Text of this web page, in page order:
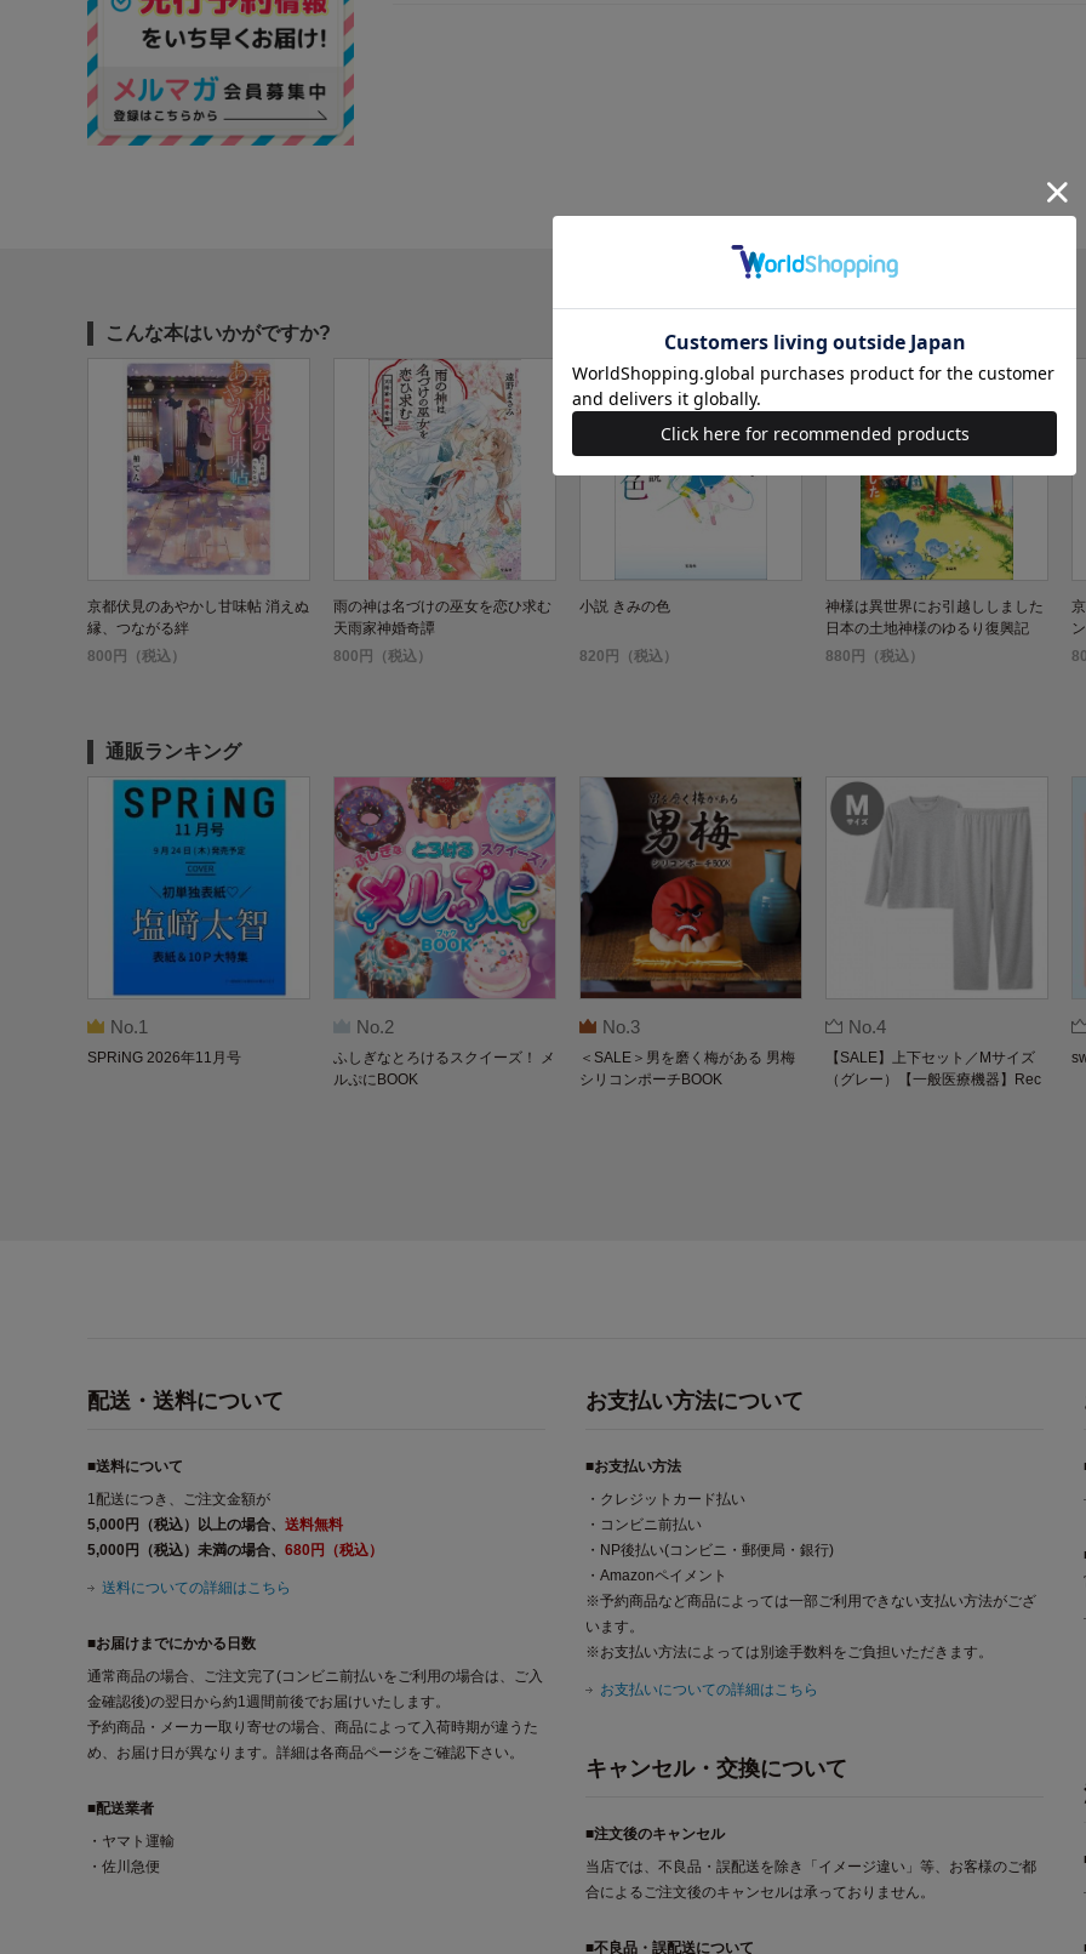
こんな本はいかがですか?
京都伏見のあやかし甘味帖 消えぬ
縁、つながる絆
800円（税込）
雨の神は名づけの巫女を恋ひ求む
天雨家神婚奇譚
800円（税込）
小説 きみの色
820円（税込）
神様は異世界にお引越ししました
日本の土地神様のゆるり復興記
880円（税込）
通販ランキング
No.1
SPRiNG 2026年11月号
No.2
ふしぎなとろけるスクイーズ！ メ
ルぷにBOOK
No.3
＜SALE＞男を磨く梅がある 男梅
シリコンポーチBOOK
No.4
【SALE】上下セット／Mサイズ
（グレー）【一般医療機器】Rec
配送・送料について
■送料について
1配送につき、ご注文金額が
5,000円（税込）以上の場合、 送料無料
5,000円（税込）未満の場合、 680円（税込）
送料についての詳細はこちら
■お届けまでにかかる日数
通常商品の場合、ご注文完了(コンビニ前払いをご利用の場合は、ご入
金確認後)の翌日から約1週間前後でお届けいたします。
予約商品・メーカー取り寄せの場合、商品によって入荷時期が違うた
め、お届け日が異なります。詳細は各商品ページをご確認下さい。
■配送業者
・ヤマト運輸
・佐川急便
お支払い方法について
■お支払い方法
・クレジットカード払い
・コンビニ前払い
・NP後払い(コンビニ・郵便局・銀行)
・Amazonペイメント
※予約商品など商品によっては一部ご利用できない支払い方法がござ
います。
※お支払い方法によっては別途手数料をご負担いただきます。
お支払いについての詳細はこちら
キャンセル・交換について
■注文後のキャンセル
当店では、不良品・誤配送を除き「イメージ違い」等、お客様のご都
合によるご注文後のキャンセルは承っておりません。
■不良品・誤配送について